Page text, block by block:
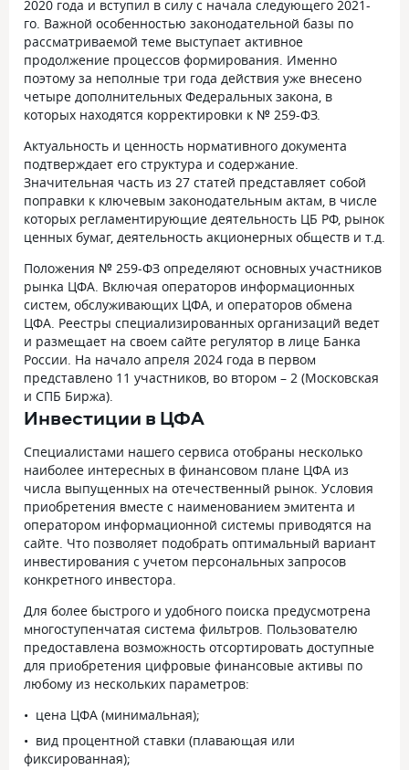
2020 года и вступил в силу с начала следующего 2021-
го. Важной особенностью законодательной базы по
рассматриваемой теме выступает активное
продолжение процессов формирования. Именно
поэтому за неполные три года действия уже внесено
четыре дополнительных Федеральных закона, в
которых находятся корректировки к № 259-ФЗ.
Актуальность и ценность нормативного документа
подтверждает его структура и содержание.
Значительная часть из 27 статей представляет собой
поправки к ключевым законодательным актам, в числе
которых регламентирующие деятельность ЦБ РФ, рынок
ценных бумаг, деятельность акционерных обществ и т.д.
Положения № 259-ФЗ определяют основных участников
рынка ЦФА. Включая операторов информационных
систем, обслуживающих ЦФА, и операторов обмена
ЦФА. Реестры специализированных организаций ведет
и размещает на своем сайте регулятор в лице Банка
России. На начало апреля 2024 года в первом
представлено 11 участников, во втором – 2 (Московская
и СПБ Биржа).
Инвестиции в ЦФА
Специалистами нашего сервиса отобраны несколько
наиболее интересных в финансовом плане ЦФА из
числа выпущенных на отечественный рынок. Условия
приобретения вместе с наименованием эмитента и
оператором информационной системы приводятся на
сайте. Что позволяет подобрать оптимальный вариант
инвестирования с учетом персональных запросов
конкретного инвестора.
Для более быстрого и удобного поиска предусмотрена
многоступенчатая система фильтров. Пользователю
предоставлена возможность отсортировать доступные
для приобретения цифровые финансовые активы по
любому из нескольких параметров:
цена ЦФА (минимальная);
вид процентной ставки (плавающая или
фиксированная);